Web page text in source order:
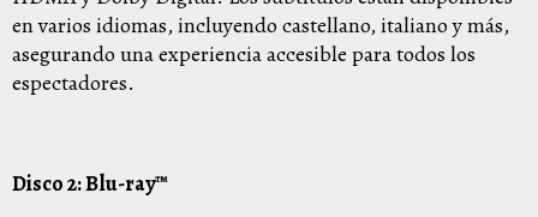
en varios idiomas, incluyendo castellano, italiano y más,
asegurando una experiencia accesible para todos los
espectadores.
Disco 2: Blu-ray™